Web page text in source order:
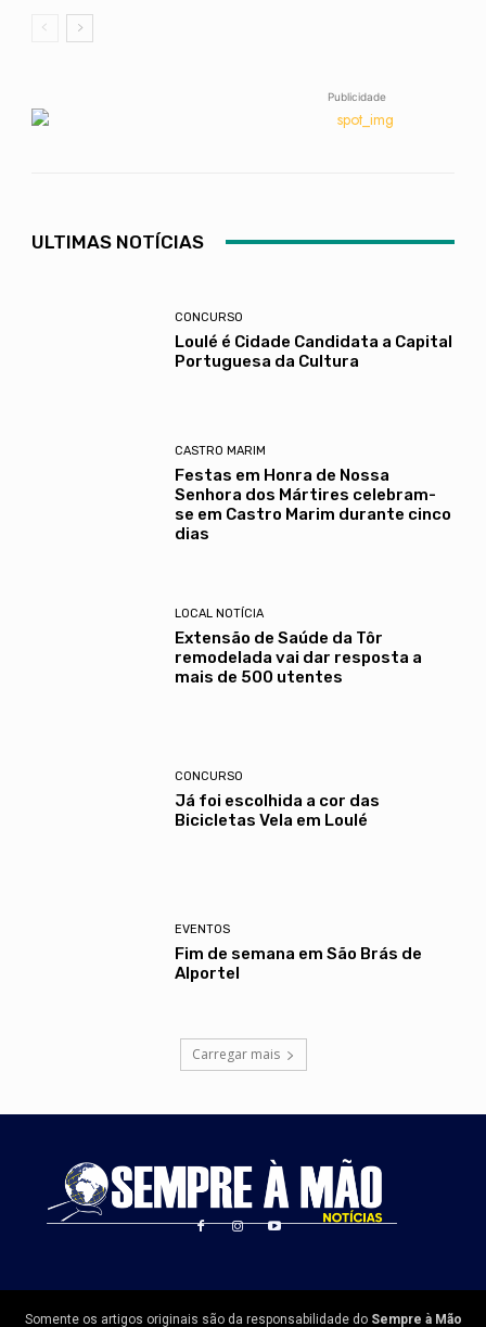
Publicidade
ULTIMAS NOTÍCIAS
CONCURSO
Loulé é Cidade Candidata a Capital
Portuguesa da Cultura
CASTRO MARIM
Festas em Honra de Nossa
Senhora dos Mártires celebram-
se em Castro Marim durante cinco
dias
LOCAL NOTÍCIA
Extensão de Saúde da Tôr
remodelada vai dar resposta a
mais de 500 utentes
CONCURSO
Já foi escolhida a cor das
Bicicletas Vela em Loulé
EVENTOS
Fim de semana em São Brás de
Alportel
Carregar mais
Somente os artigos originais são da responsabilidade do Sempre à Mão